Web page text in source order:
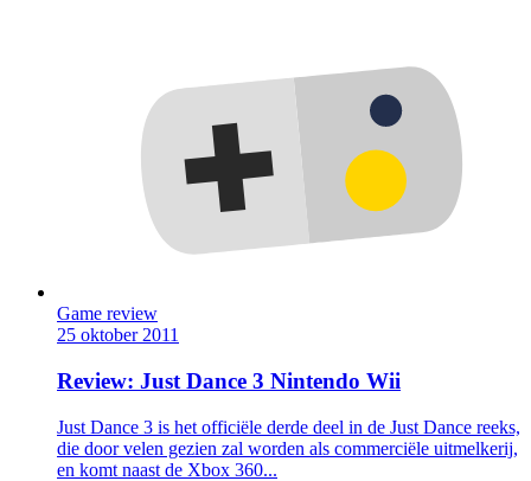
Game review
25 oktober 2011
Review: Just Dance 3 Nintendo Wii
Just Dance 3 is het officiële derde deel in de Just Dance reeks,
die door velen gezien zal worden als commerciële uitmelkerij,
en komt naast de Xbox 360...